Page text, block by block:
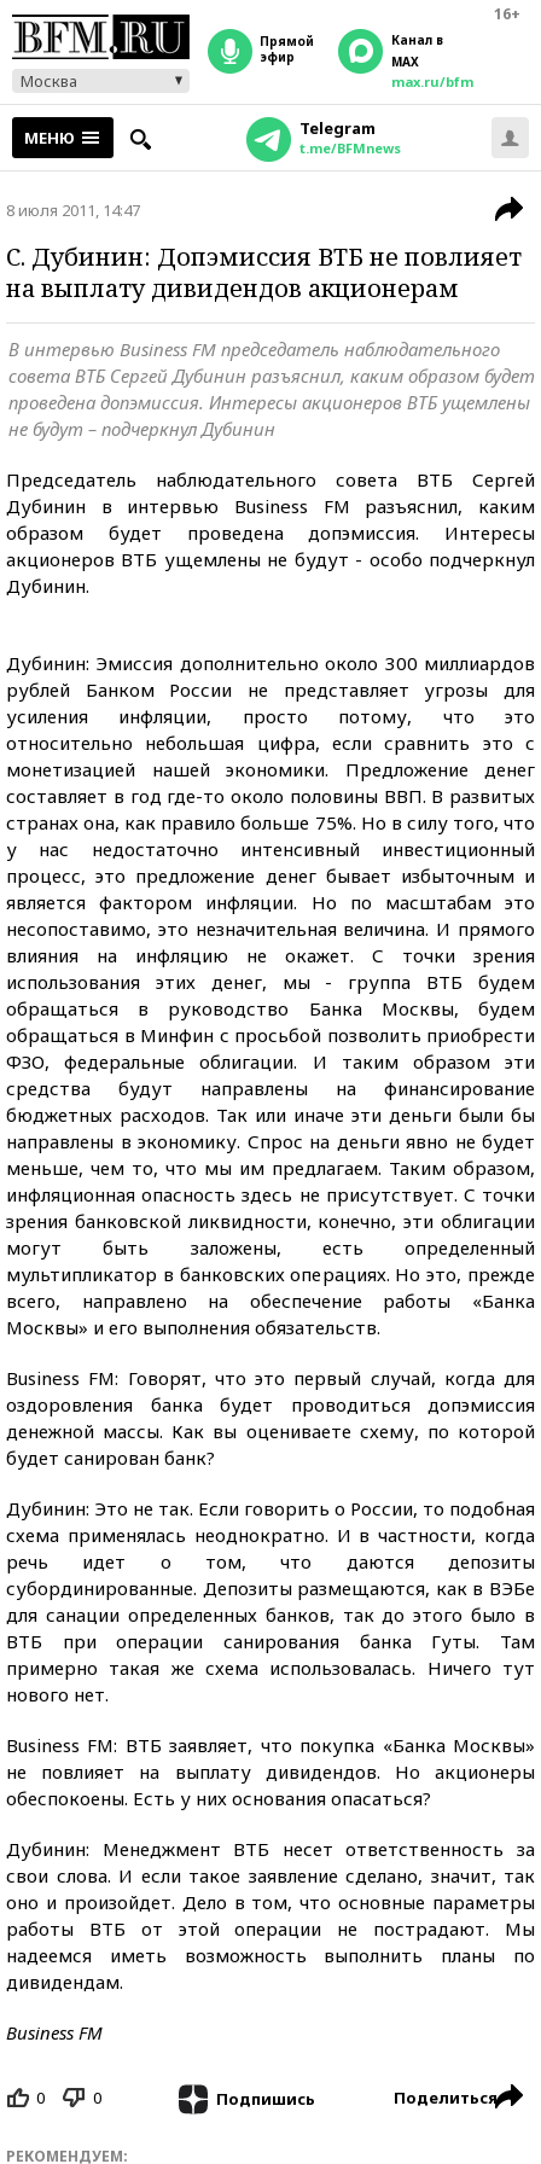
16+
Москва
прямой
эфир
Канал в
MAX
max.ru/bfm
МЕНЮ Telegram
t.me/BFMnews
8 июля 2011, 14:47
С. Дубинин: Допэмиссия ВТБ не повлияет
на выплату дивидендов акционерам
В интервью Business FM председатель наблюдательного
совета ВТБ Сергей Дубинин разъяснил, каким образом будет
проведена допэмиссия. Интересы акционеров ВТБ ущемлены
не будут – подчеркнул Дубинин
Председатель наблюдательного совета ВТБ Сергей
Дубинин в интервью Business FM разъяснил, каким
образом будет проведена допэмиссия. Интересы
акционеров ВТБ ущемлены не будут - особо подчеркнул
Дубинин.
Дубинин: Эмиссия дополнительно около 300 миллиардов
рублей Банком России не представляет угрозы для
усиления инфляции, просто потому, что это
относительно небольшая цифра, если сравнить это с
монетизацией нашей экономики. Предложение денег
составляет в год где-то около половины ВВП. В развитых
странах она, как правило больше 75%. Но в силу того, что
у нас недостаточно интенсивный инвестиционный
процесс, это предложение денег бывает избыточным и
является фактором инфляции. Но по масштабам это
несопоставимо, это незначительная величина. И прямого
влияния на инфляцию не окажет. С точки зрения
использования этих денег, мы - группа ВТБ будем
обращаться в руководство Банка Москвы, будем
обращаться в Минфин с просьбой позволить приобрести
ФЗО, федеральные облигации. И таким образом эти
средства будут направлены на финансирование
бюджетных расходов. Так или иначе эти деньги были бы
направлены в экономику. Спрос на деньги явно не будет
меньше, чем то, что мы им предлагаем. Таким образом,
инфляционная опасность здесь не присутствует. С точки
зрения банковской ликвидности, конечно, эти облигации
могут быть заложены, есть определенный
мультипликатор в банковских операциях. Но это, прежде
всего, направлено на обеспечение работы «Банка
Москвы» и его выполнения обязательств.
Business FM: Говорят, что это первый случай, когда для
оздоровления банка будет проводиться допэмиссия
денежной массы. Как вы оцениваете схему, по которой
будет санирован банк?
Дубинин: Это не так. Если говорить о России, то подобная
схема применялась неоднократно. И в частности, когда
речь идет о том, что даются депозиты
субординированные. Депозиты размещаются, как в ВЭБе
для санации определенных банков, так до этого было в
ВТБ при операции санирования банка Гуты. Там
примерно такая же схема использовалась. Ничего тут
нового нет.
Business FM: ВТБ заявляет, что покупка «Банка Москвы»
не повлияет на выплату дивидендов. Но акционеры
обеспокоены. Есть у них основания опасаться?
Дубинин: Менеджмент ВТБ несет ответственность за
свои слова. И если такое заявление сделано, значит, так
оно и произойдет. Дело в том, что основные параметры
работы ВТБ от этой операции не пострадают. Мы
надеемся иметь возможность выполнить планы по
дивидендам.
Business FM
0 0 Подпишись Поделиться
РЕКОМЕНДУЕМ: